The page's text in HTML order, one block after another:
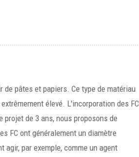
pâtes et papiers. Ce type de matériau
élevé. L'incorporation des FC
de 3 ans, nous proposons de
FC ont généralement un diamètre
agir, par exemple, comme un agent